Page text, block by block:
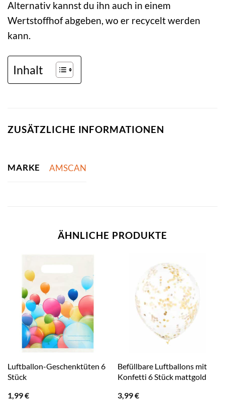
Alternativ kannst du ihn auch in einem
Wertstoffhof abgeben, wo er recycelt werden
kann.
Inhalt
ZUSÄTZLICHE INFORMATIONEN
MARKE AMSCAN
ÄHNLICHE PRODUKTE
Luftballon-Geschenktüten 6
Stück
1,99€
Befüllbare Luftballons mit
Konfetti 6 Stück mattgold
3,99€